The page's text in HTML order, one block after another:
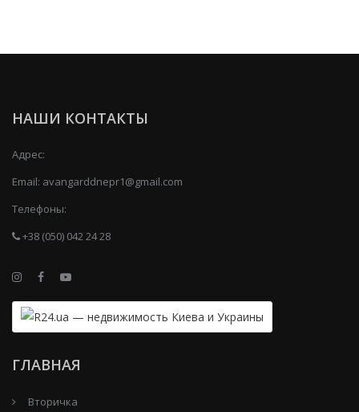
НАШИ КОНТАКТЫ
Адрес:
Email: avangarddnepr1@gmail.com
Телефоны:
+38 (050) 042 24 28
ГЛАВНАЯ
Вторичка